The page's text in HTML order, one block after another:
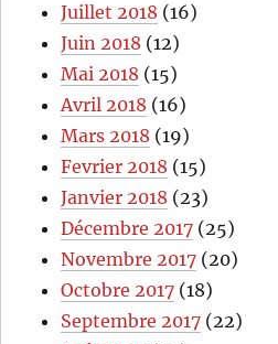
Juillet 2018 (16)
Juin 2018 (12)
Mai 2018 (15)
Avril 2018 (16)
Mars 2018 (19)
Fevrier 2018 (15)
Janvier 2018 (23)
Décembre 2017 (25)
Novembre 2017 (20)
Octobre 2017 (18)
Septembre 2017 (22)